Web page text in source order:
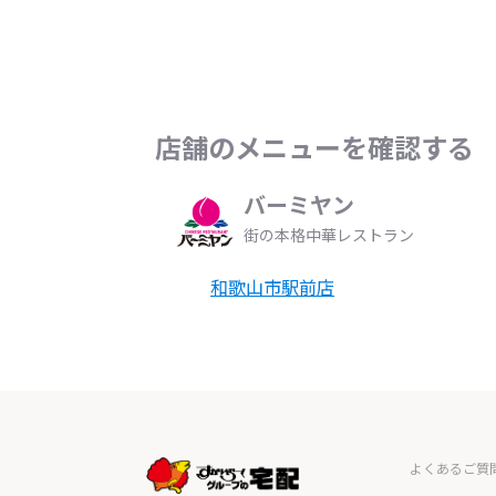
店舗のメニューを確認する
バーミヤン
街の本格中華レストラン
和歌山市駅前店
よくあるご質